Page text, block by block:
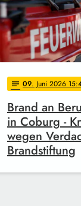
notes 09. Juni 2026
Brand an
in Coburg -
wegen
Brandstiftung